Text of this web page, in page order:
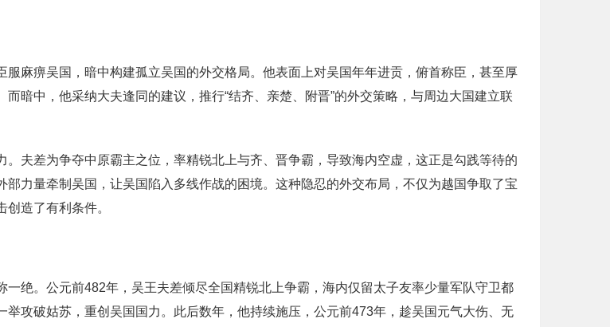
麻痹吴国，暗中构建孤立吴国的外交格局。他表面上对吴国年年进贡，俯首称臣，甚至厚
暗中，他采纳大夫逢同的建议，推行“结齐、亲楚、附晋”的外交策略，与周边大国建立联
夫差为争夺中原霸主之位，率精锐北上与齐、晋争霸，导致海内空虚，这正是勾践等待的
力量牵制吴国，让吴国陷入多线作战的困境。这种隐忍的外交布局，不仅为越国争取了宝
造了有利条件。
绝。公元前482年，吴王夫差倾尽全国精锐北上争霸，海内仅留太子友率少量军队守卫都
攻破姑苏，重创吴国国力。此后数年，他持续施压，公元前473年，趁吴国元气大伤、无